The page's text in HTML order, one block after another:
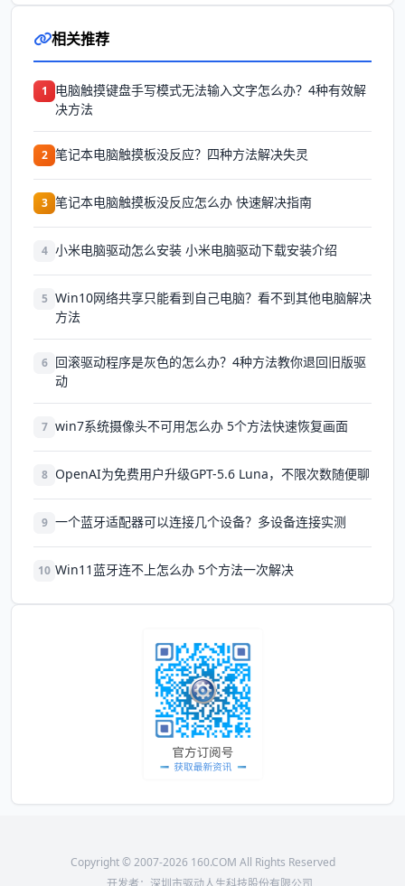
相关推荐
1
电脑触摸键盘手写模式无法输入文字怎么办？4种有效解
决方法
2 笔记本电脑触摸板没反应？四种方法解决失灵
3 笔记本电脑触摸板没反应怎么办 快速解决指南
4 小米电脑驱动怎么安装 小米电脑驱动下载安装介绍
5 Win10网络共享只能看到自己电脑？看不到其他电脑解决
方法
6 回滚驱动程序是灰色的怎么办？4种方法教你退回旧版驱
动
7 win7系统摄像头不可用怎么办 5个方法快速恢复画面
8 OpenAI为免费用户升级GPT-5.6 Luna，不限次数随便聊
9 一个蓝牙适配器可以连接几个设备？多设备连接实测
10 Win11蓝牙连不上怎么办 5个方法一次解决
Copyright © 2007-2026 160.COM All Rights Reserved